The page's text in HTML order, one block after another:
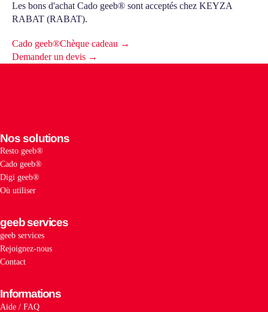
Les bons d'achat Cado geeb® sont acceptés chez KEYZA
RABAT (RABAT).
Cado geeb®Chèque cadeau →
Demander un devis →
Nos solutions
Resto geeb®
Cado geeb®
Digi geeb®
Où utiliser
geeb services
geeb services
Rejoignez-nous
Contact
Informations
Aide / FAQ